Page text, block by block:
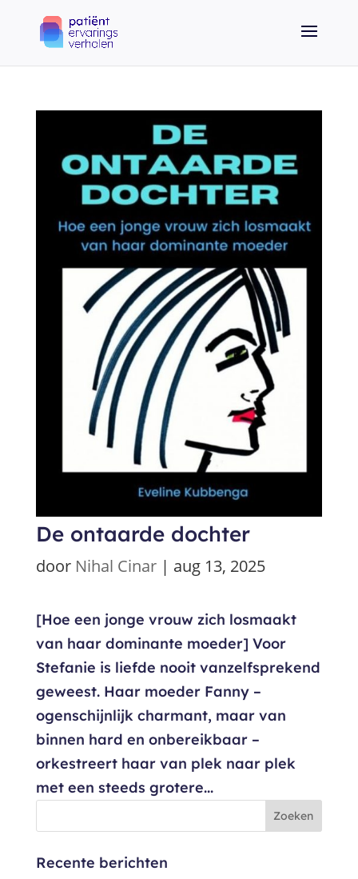
De ontaarde dochter
door Nihal Cinar| aug 13, 2025
[Hoe een jonge vrouw zich losmaakt
van haar dominante moeder] Voor
Stefanie is liefde nooit vanzelfsprekend
geweest. Haar moeder Fanny –
ogenschijnlijk charmant, maar van
binnen hard en onbereikbaar –
orkestreert haar van plek naar plek
met een steeds grotere...
Recente berichten